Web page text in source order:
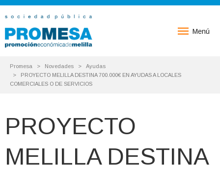
Menú
Promesa Novedades
Ayudas
PROYECTO MELILLA DESTINA 700.000€ EN AYUDAS A LOCALES
COMERCIALES O DE SERVICIOS
PROYECTO
MELILLA DESTINA